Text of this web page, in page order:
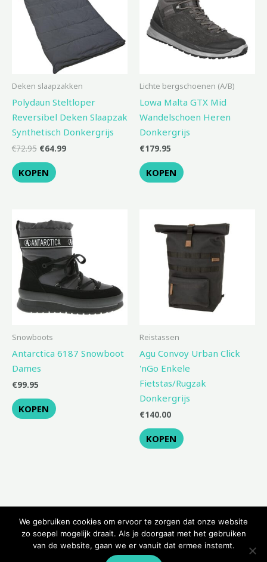
Deken slaapzakken
Polydaun Steltloper
Reversibel Deken Slaapzak
Synthetisch Donkergrijs
€72.95 €64.99
KOPEN
Lichte bergschoenen (A/B)
Lowa Malta GTX Mid
Wandelschoen Heren
Donkergrijs
€179.95
KOPEN
Snowboots
Antarctica 6187 Snowboot
Dames
€99.95
KOPEN
Reistassen
Agu Convoy Urban Click
'nGo Enkele
Fietstas/Rugzak
Donkergrijs
€140.00
KOPEN
Copyright © 2026 Kampeerwinkeltje
We gebruiken cookies om ervoor te zorgen dat onze website
zo soepel mogelijk draait. Als je doorgaat met het gebruiken
van de website, gaan we er vanuit dat ermee instemt.